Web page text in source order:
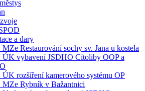
a dary
MZe Restaurování sochy sv. Jana u kostela
ÚK vybavení JSDHO Cítoliby OOP a
ÚK rozšíření kamerového systému OP
MZe Rybník v Bažantnici